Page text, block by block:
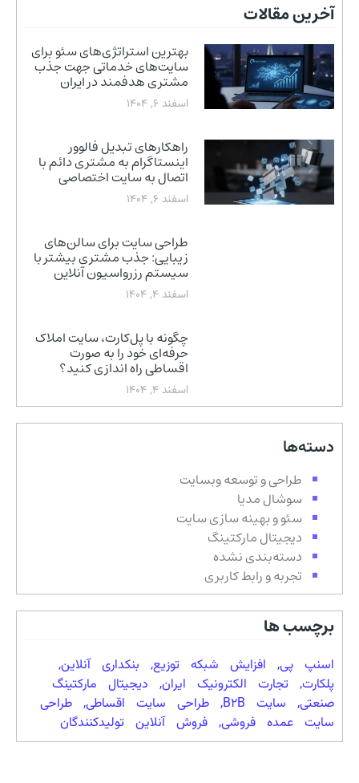
آخرین مقالات
بهترین استراتژی‌های سئو برای
سایت‌های خدماتی جهت جذب
مشتری هدفمند در ایران
اسفند 6, 1404
راهکارهای تبدیل فالوور
اینستاگرام به مشتری دائم با
اتصال به سایت اختصاصی
اسفند 6, 1404
طراحی سایت برای سالن‌های
زیبایی: جذب مشتری بیشتر با
سیستم رزرواسیون آنلاین
اسفند 4, 1404
چگونه با پل‌کارت، سایت املاک
حرفه‌ای خود را به صورت
اقساطی راه اندازی کنید؟
اسفند 4, 1404
دسته‌ها
طراحی و توسعه وبسایت
سوشال مدیا
سئو و بهینه سازی سایت
دیجیتال مارکتینگ
دسته‌بندی نشده
تجربه و رابط کاربری
برچسب ها
اسنپ پی, افزایش شبکه توزیع, بنکداری آنلاین,
پلکارت, تجارت الکترونیک ایران, دیجیتال مارکتینگ
صنعتی, سایت B2B , طراحی سایت اقساطی, طراحی
سایت عمده فروشی, فروش آنلاین تولیدکنندگان